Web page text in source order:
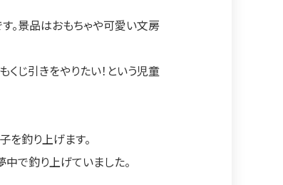
。景品はおもちゃや可愛い文房
じ引きをやりたい！という児童
を釣り上げます。
で釣り上げていました。